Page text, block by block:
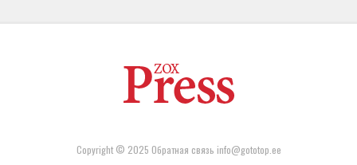
Copyright © 2025 Обратная связь info@gototop.ee